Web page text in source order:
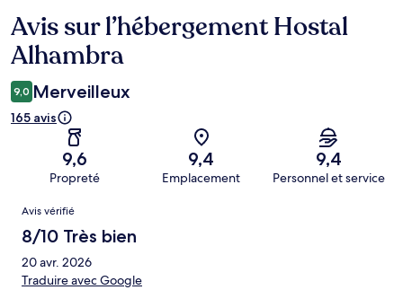
Avis
Avis sur l’hébergement Hostal
Alhambra
9,0 Merveilleux
165 avis
9,6
Propreté
9,4
Emplacement
9,4
Personnel et service
Avis
Avis vérifié
8/10 Très bien
20 avr. 2026
Traduire avec Google